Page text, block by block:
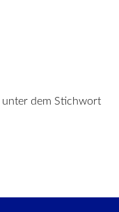
unter dem Stichwort